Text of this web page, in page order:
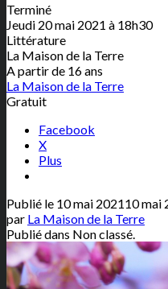
Terminé
Jeudi 20 mai 2021 à 18h30
Littérature
La Maison de la Terre
A partir de 16 ans
La Maison de la Terre
Gratuit
Facebook
X
Plus
Publié le 10 mai 202110 mai
par La Maison de la Terre
Publié dans Non classé.